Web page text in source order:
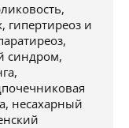
гипертиреоз и
синдром,
несахарный